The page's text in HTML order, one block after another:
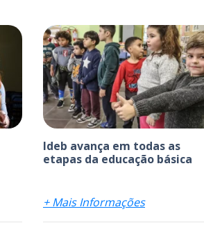
Ideb avança em todas as
etapas da educação básica
+ Mais Informações